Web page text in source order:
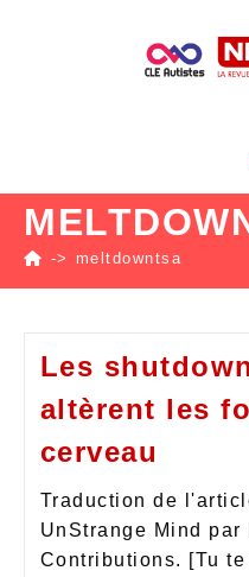
-> meltdowntsa
Les
altèrent les
cerveau
Traduction de
UnStrange Mind
Contributions. [Tu